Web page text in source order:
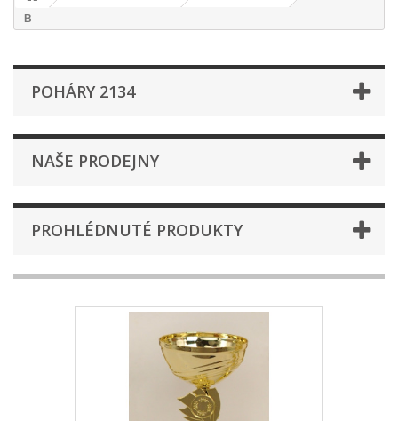
B
POHÁRY 2134
NAŠE PRODEJNY
PROHLÉDNUTÉ PRODUKTY